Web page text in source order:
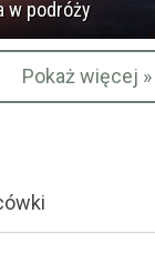
w podróży
Pokaż więcej »